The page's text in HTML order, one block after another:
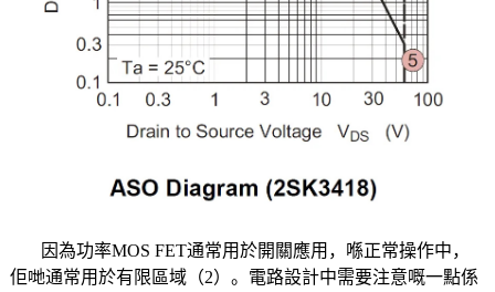
因為功率MOS FET通常用於開關應用，喺正常操作中，
佢哋通常用於有限區域（2）。電路設計中需要注意嘅一點係